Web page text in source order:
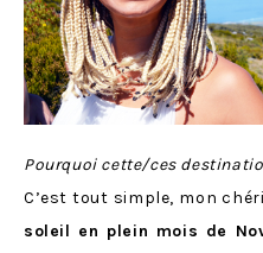
Pourquoi cette/ces
C’est tout simple, mon
soleil en plein mois de